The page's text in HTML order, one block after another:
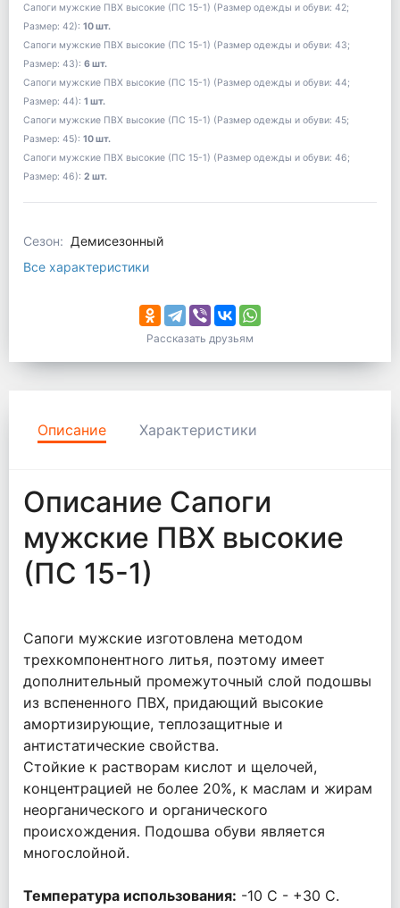
Сапоги мужские ПВХ высокие (ПС 15-1) (Размер одежды и обуви: 42;
Размер: 42): 10 шт.
Сапоги мужские ПВХ высокие (ПС 15-1) (Размер одежды и обуви: 43;
Размер: 43): 6 шт.
Сапоги мужские ПВХ высокие (ПС 15-1) (Размер одежды и обуви: 44;
Размер: 44): 1 шт.
Сапоги мужские ПВХ высокие (ПС 15-1) (Размер одежды и обуви: 45;
Размер: 45): 10 шт.
Сапоги мужские ПВХ высокие (ПС 15-1) (Размер одежды и обуви: 46;
Размер: 46): 2 шт.
Сезон: Демисезонный
Все характеристики
Рассказать друзьям
Описание Характеристики
Описание Сапоги
мужские ПВХ высокие
(ПС 15-1)
Сапоги мужские изготовлена методом
трехкомпонентного литья, поэтому имеет
дополнительный промежуточный слой подошвы
из вспененного ПВХ, придающий высокие
амортизирующие, теплозащитные и
антистатические свойства.
Стойкие к растворам кислот и щелочей,
концентрацией не более 20%, к маслам и жирам
неорганического и органического
происхождения. Подошва обуви является
многослойной.
Температура использования: -10 С - +30 С.